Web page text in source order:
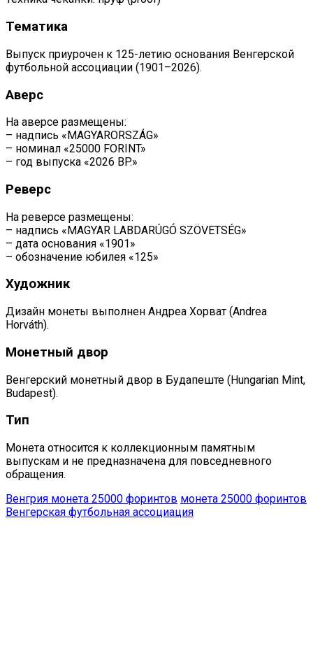
Тематика
Выпуск приурочен к 125-летию основания Венгерской
футбольной ассоциации (1901–2026).
Аверс
На аверсе размещены:
– надпись «MAGYARORSZÁG»
– номинал «25000 FORINT»
– год выпуска «2026 BP.»
Реверс
На реверсе размещены:
– надпись «MAGYAR LABDARÚGÓ SZÖVETSÉG»
– дата основания «1901»
– обозначение юбилея «125»
Художник
Дизайн монеты выполнен Андреа Хорват (Andrea
Horváth).
Монетный двор
Венгерский монетный двор в Будапеште (Hungarian Mint,
Budapest).
Тип
Монета относится к коллекционным памятным
выпускам и не предназначена для повседневного
обращения.
Венгрия монета 25000 форинтов монета 25000 форинтов
Венгерская футбольная ассоциация